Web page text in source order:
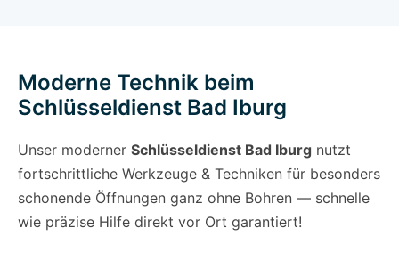
Moderne Technik beim
Schlüsseldienst Bad Iburg
Unser moderner Schlüsseldienst Bad Iburg nutzt
fortschrittliche Werkzeuge & Techniken für besonders
schonende Öffnungen ganz ohne Bohren — schnelle
wie präzise Hilfe direkt vor Ort garantiert!